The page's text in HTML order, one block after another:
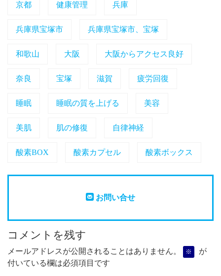
京都 健康管理 兵庫
兵庫県宝塚市 兵庫県宝塚市、宝塚
和歌山 大阪 大阪からアクセス良好
奈良 宝塚 滋賀 疲労回復
睡眠 睡眠の質を上げる 美容
美肌 肌の修復 自律神経
酸素BOX 酸素カプセル 酸素ボックス
お問い合せ
コメントを残す
メールアドレスが公開されることはありません。 ※
が
付いている欄は必須項目です